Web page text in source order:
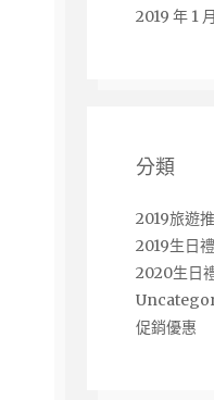
2019 年 1 月
分類
2019旅遊
2019生日
2020生日
促銷優惠